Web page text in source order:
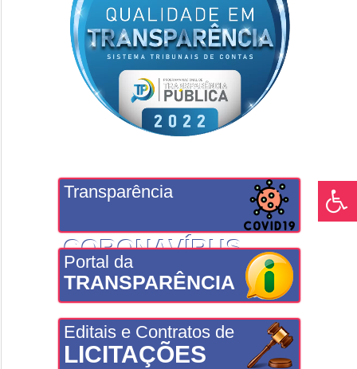
Transparência
CORONAVÍRUS
Portal da
TRANSPARÊNCIA
Editais e Contratos de
LICITAÇÕES